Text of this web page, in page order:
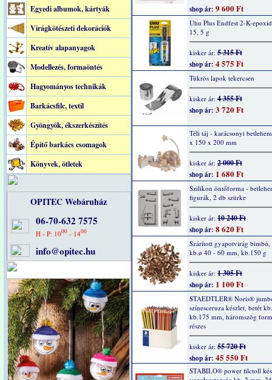
Egyedi albumok, kártyák
Virágkötészeti dekorációk
Kreatív alapanyagok
Modellezés, formaöntés
Hagyományos technikák
Barkácsfilc, textil
Gyöngyök, ékszerkészítés
Építő barkács csomagok
Könyvek, ötletek
OPITEC Webáruház
06-70-632 7575
H - P: 1000- 1400
info@opitec.hu
shop ár: 9 600 Ft
Uhu Plus Endfest 2-K-
15, 5 g
kisker ár: 5 315 Ft
shop ár: 4 575 Ft
Tükrös lapok tekercsen
kisker ár: 4 355 Ft
shop ár: 3 720 Ft
Téli táj - karácsonyi
x 150 x 200 mm
kisker ár: 2 000 Ft
shop ár: 1 680 Ft
Szilikon öntőforma -
figurák, 2 db szürke
kisker ár: 10 240 Ft
shop ár: 8 620 Ft
Szárított gyapotvirág bimbó,
kb.ø 40 - 60 mm, kb.150 g
kisker ár: 1 305 Ft
shop ár: 1 100 Ft
STAEDTLER® Noris®
színesceruza készlet, betét
kb.175 mm, háromszög
részes
kisker ár: 55 720 Ft
shop ár: 45 550 Ft
STABILO® power filctoll